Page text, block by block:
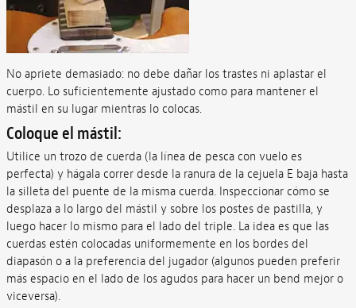
No apriete demasiado: no debe dañar los trastes ni aplastar el
cuerpo. Lo suficientemente ajustado como para mantener el
mástil en su lugar mientras lo colocas.
Coloque el mástil:
Utilice un trozo de cuerda (la línea de pesca con vuelo es
perfecta) y hágala correr desde la ranura de la cejuela E baja hasta
la silleta del puente de la misma cuerda. Inspeccionar cómo se
desplaza a lo largo del mástil y sobre los postes de pastilla, y
luego hacer lo mismo para el lado del triple. La idea es que las
cuerdas estén colocadas uniformemente en los bordes del
diapasón o a la preferencia del jugador (algunos pueden preferir
más espacio en el lado de los agudos para hacer un bend mejor o
viceversa).